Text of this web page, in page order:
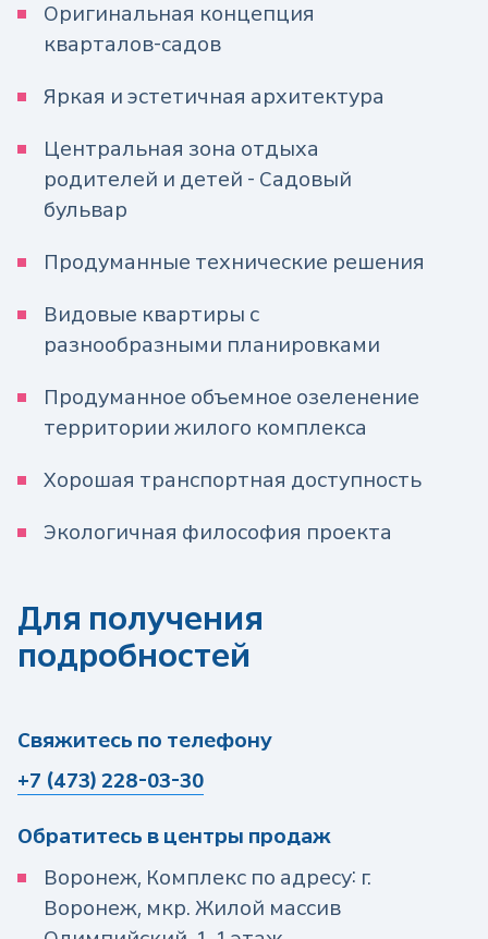
Оригинальная концепция
кварталов-садов
Яркая и эстетичная архитектура
Центральная зона отдыха
родителей и детей - Садовый
бульвар
Продуманные технические решения
Видовые квартиры с
разнообразными планировками
Продуманное объемное озеленение
территории жилого комплекса
Хорошая транспортная доступность
Экологичная философия проекта
Для получения
подробностей
Свяжитесь по телефону
+7 (473) 228-03-30
Обратитесь в центры продаж
Воронеж, Комплекс по адресу: г.
Воронеж, мкр. Жилой массив